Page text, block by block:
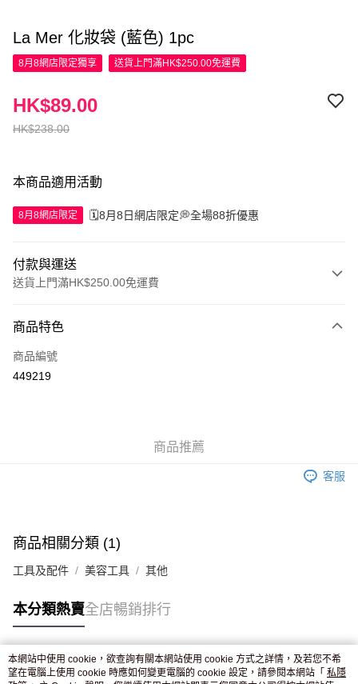
La Mer 化妝袋 (藍色) 1pc
8月8網店限定獨享 送貨上門滿HK$250.00免運費
HK$238.00
HK$89.00
本商品適用活動
8月8網店限定 🗓️8月8日網店限定💭全場88折優惠
付款與運送
送貨上門滿HK$250.00免運費
信用卡
Apple Pay
付款後門市自取，訂單確認後2-4個工作天到店，7天內取。逾期後
商品特色
商品編號
449219
商品推薦
客服
商品相關分類 (1)
工具及配件 美容工具 其他
本分類熱賣全店暢銷排行
熱門標籤
本網站中使用 cookie，欲查詢有關本網站使用 cookie 方式之詳情，及若您不希
望在電腦上使用 cookie 時應如何變更電腦的 cookie 設定，請參閱本網站「 私隱